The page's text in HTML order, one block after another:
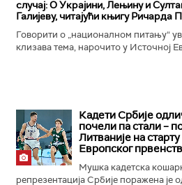
случај: О Украјини, Лењину и
Галијеву, читајући књигу Ричарда
Говорити о „националном питању“
клизава тема, нарочито у Источној
Кадети Србије
почели па стали –
Литваније на старту
Европског
Мушка кадетска
репрезентација Србије поражена је